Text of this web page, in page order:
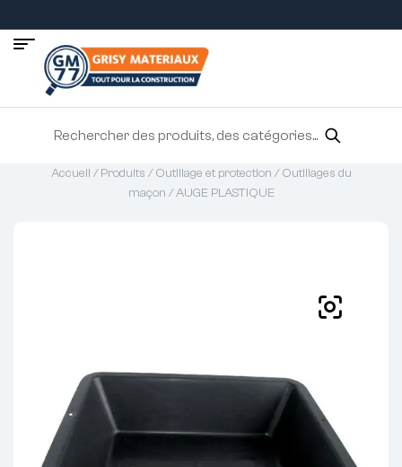
Accueil /Produits /Outillage et protection /Outillages du
maçon / AUGE PLASTIQUE